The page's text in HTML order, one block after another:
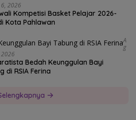
6, 2026
Kompetisi Basket Pelajar 2026-
Kota Pahlawan
A
G
2026
Bedah Keunggulan Bayi
di RSIA Ferina